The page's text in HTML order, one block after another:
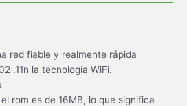
red fiable y realmente rápida
.11n la tecnología WiFi.
rom es de 16MB, lo que significa